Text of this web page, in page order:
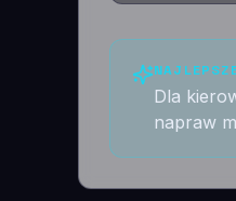
Dla
napraw